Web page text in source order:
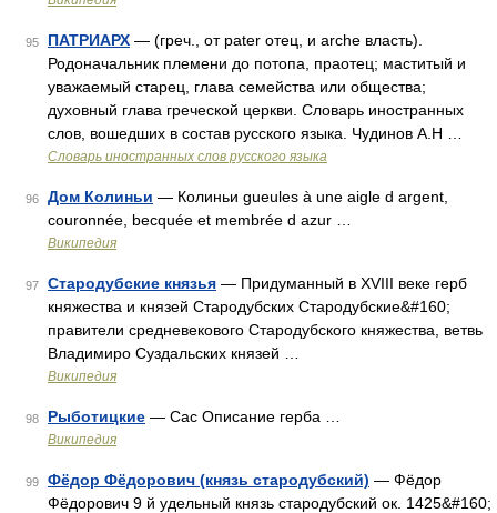
95 ПАТРИАРХ — (греч., от pater отец, и arche власть).
Родоначальник племени до потопа, праотец; маститый и
уважаемый старец, глава семейства или общества;
духовный глава греческой церкви. Словарь иностранных
слов, вошедших в состав русского языка. Чудинов А.Н …
Словарь иностранных слов русского языка
96 Дом Колиньи — Колиньи gueules à une aigle d argent,
couronnée, becquée et membrée d azur …
Википедия
97 Стародубские князья — Придуманный в XVIII веке герб
княжества и князей Стародубских Стародубские&#160;
правители средневекового Стародубского княжества, ветвь
Владимиро Суздальских князей …
Википедия
98 Рыботицкие — Сас Описание герба …
Википедия
99 Фёдор Фёдорович (князь стародубский) — Фёдор
Фёдорович 9 й удельный князь стародубский ок. 1425&#160;